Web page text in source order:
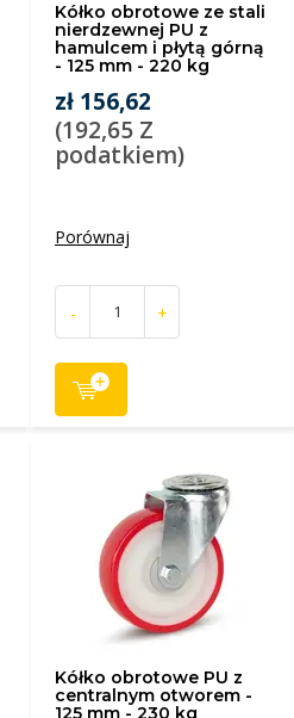
Kółko obrotowe ze stali
nierdzewnej PU z
hamulcem i płytą górną
- 125 mm - 220 kg
zł 156,62
(192,65 Z
podatkiem)
Porównaj
- +
Kółko obrotowe PU z
centralnym otworem -
125 mm - 230 kg